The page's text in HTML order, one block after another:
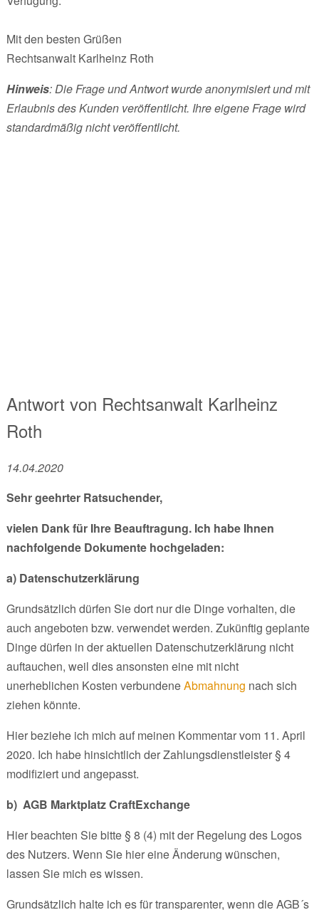
Mit den besten Grüßen
Rechtsanwalt Karlheinz Roth
Hinweis: Die Frage und Antwort wurde anonymisiert und mit
Erlaubnis des Kunden veröffentlicht. Ihre eigene Frage wird
standardmäßig nicht veröffentlicht.
Antwort von Rechtsanwalt Karlheinz
Roth
14.04.2020
Sehr geehrter Ratsuchender,
vielen Dank für Ihre Beauftragung. Ich habe Ihnen
nachfolgende Dokumente hochgeladen:
a) Datenschutzerklärung
Grundsätzlich dürfen Sie dort nur die Dinge vorhalten, die
auch angeboten bzw. verwendet werden. Zukünftig geplante
Dinge dürfen in der aktuellen Datenschutzerklärung nicht
auftauchen, weil dies ansonsten eine mit nicht
unerheblichen Kosten verbundeneAbmahnung nach sich
ziehen könnte.
Hier beziehe ich mich auf meinen Kommentar vom 11. April
2020. Ich habe hinsichtlich der Zahlungsdienstleister § 4
modifiziert und angepasst.
b) AGB Marktplatz CraftExchange
Hier beachten Sie bitte § 8 (4) mit der Regelung des Logos
des Nutzers. Wenn Sie hier eine Änderung wünschen,
lassen Sie mich es wissen.
Grundsätzlich halte ich es für transparenter, wenn die AGB´s